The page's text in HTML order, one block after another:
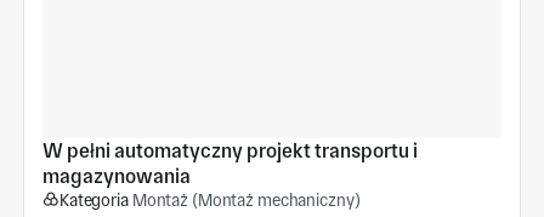
W pełni automatyczny projekt transportu i
magazynowania
Kategoria Montaż (Montaż mechaniczny)